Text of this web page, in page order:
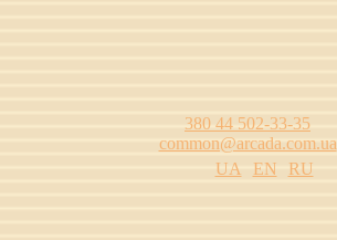
380 44 502-33-35
common@arcada.com.ua
UA
EN
RU